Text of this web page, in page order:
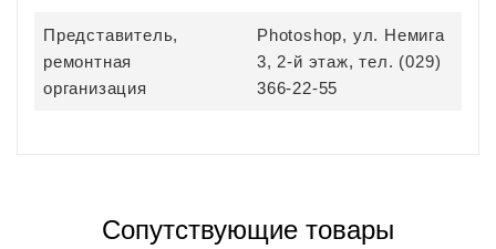
Представитель,
ремонтная
организация
Photoshop, ул. Немига
3, 2-й этаж, тел. (029)
366-22-55
Сопутствующие товары